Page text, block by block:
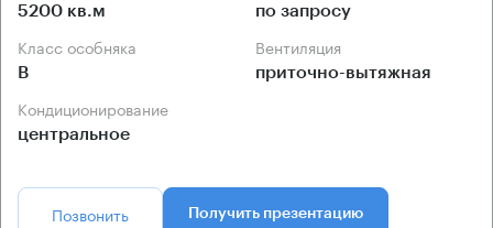
5200 кв.м по запросу
Класс особняка
B
Вентиляция
приточно-вытяжная
Кондиционирование
центральное
Позвонить Получить презентацию